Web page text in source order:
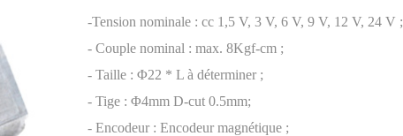
motoréducteur à vis sans fin
-Tension nominale : cc 1,5 V, 3 V, 6 V, 9 V, 12 V, 24 V ;
- Couple nominal : max. 8Kgf-cm ;
- Taille : Φ22 * L à déterminer ;
- Tige : Φ4mm D-cut 0.5mm;
- Encodeur : Encodeur magnétique ;